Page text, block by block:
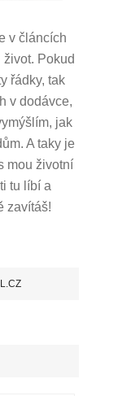
v článcích
život. Pokud
řádky, tak
v dodávce,
jak
A taky je
mou životní
tu líbí a
zavítáš!